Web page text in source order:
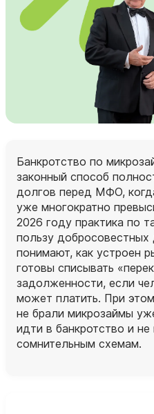
Банкротство по
законный способ
долгов перед МФО,
уже многократно
2026 году практика по
пользу
понимают, как устроен
готовы списывать
задолженности, если
может платить. При
не брали микрозаймы
идти в банкротство и
сомнительным схемам.